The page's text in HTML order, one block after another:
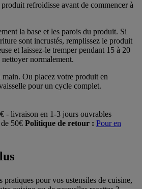
refroidisse avant de commencer à
la base et les parois du produit. Si
sont incrustés, remplissez le produit
et laissez-le tremper pendant 15 à 20
normalement.
main. Ou placez votre produit en
pour un cycle complet.
- livraison en 1-3 jours ouvrables
50€ Politique de retour : Pour en
pratiques pour vos ustensiles de cuisine,